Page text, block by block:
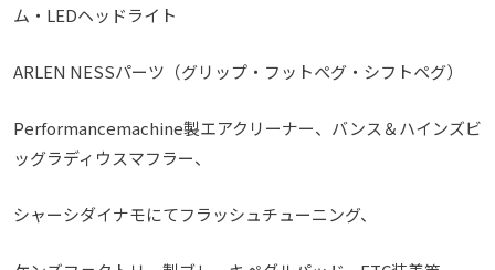
ム・LEDヘッドライト
ARLEN NESSパーツ（グリップ・フットペグ・シフトペグ）
Performancemachine製エアクリーナー、バンス＆ハインズビ
ッグラディウスマフラー、
シャーシダイナモにてフラッシュチューニング、